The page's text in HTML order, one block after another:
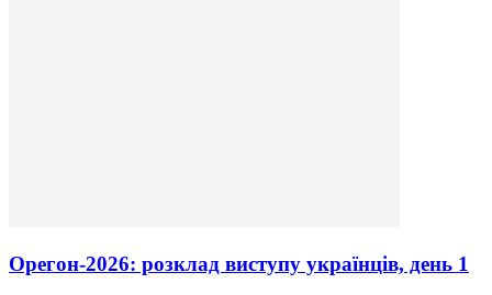
Орегон-2026: розклад виступу українців, день 1